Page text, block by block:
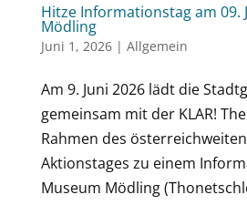
Hitze Informationstag am 09.
Mödling
Juni 1, 2026| Allgemein
Am 9. Juni 2026 lädt die
gemeinsam mit der KLAR!
Rahmen des
Aktionstages zu einem
Museum Mödling